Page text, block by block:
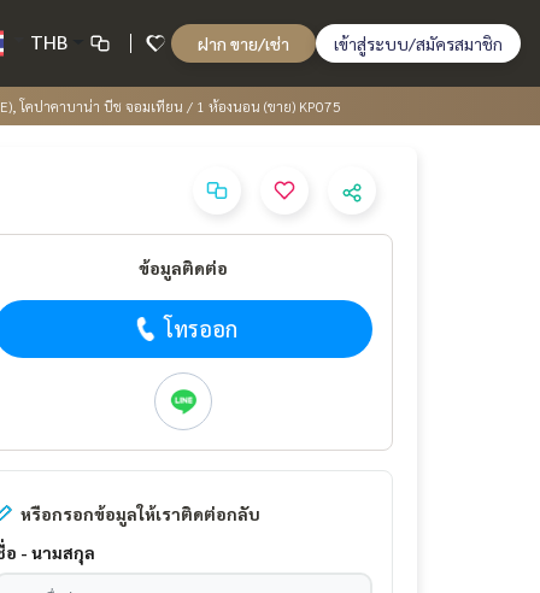
THB ฝาก ขาย/เช่า เข้าสู่ระบบ/สมัครสมาชิก
โคปาคาบาน่า บีช จอมเทียน / 1 ห้องนอน (ขาย) KP075
ข้อมูลติดต่อ
โทรออก
หรือกรอกข้อมูลให้เราติดต่อกลับ
อ - นามสกุล